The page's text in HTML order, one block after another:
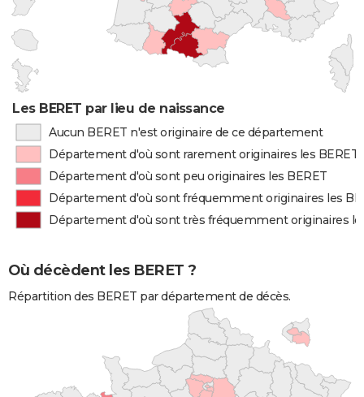
Les BERET par lieu de naissance
Aucun BERET n'est originaire de ce département
Département d'où sont rarement originaires les BERET
Département d'où sont peu originaires les BERET
Département d'où sont fréquemment originaires les
Département d'où sont très fréquemment originaires
Où décèdent les BERET ?
Répartition des BERET par département de décès.